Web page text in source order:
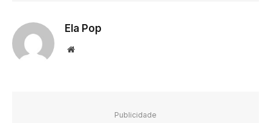
Ela Pop
Website
Publicidade